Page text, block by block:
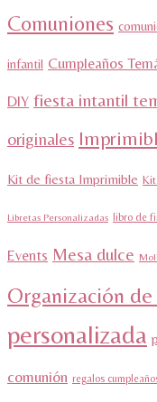
Comuniones
infantil Cumpleaños
DIY fiesta intantil
originales
Kit de fiesta Imprimible
Libretas Personalizadas libro de
Events Mesa dulce
Organización
personalizada
comunión regalos